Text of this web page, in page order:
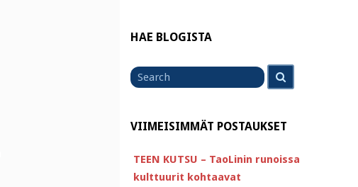
HAE BLOGISTA
for
VIIMEISIMMÄT POSTAUKSET
TEEN KUTSU – TaoLinin runoissa
kulttuurit kohtaavat